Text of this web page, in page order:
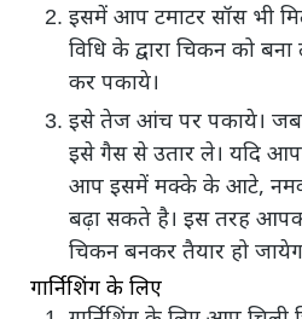
इसमें आप टमाटर सॉस भी मिला सकती है। उपरोक्त
विधि के द्वारा चिकन को
कर पकाये।
इसे तेज आंच पर पकाये। जब यह गाढ़ा हो जायेगा तब
इसे गैस से उतार ले। यदि आप
आप इसमें मक्के के आटे, नमक
बढ़ा सकते है। इस तरह आपका
चिकन बनकर तैयार हो
गार्निशिंग के लिए